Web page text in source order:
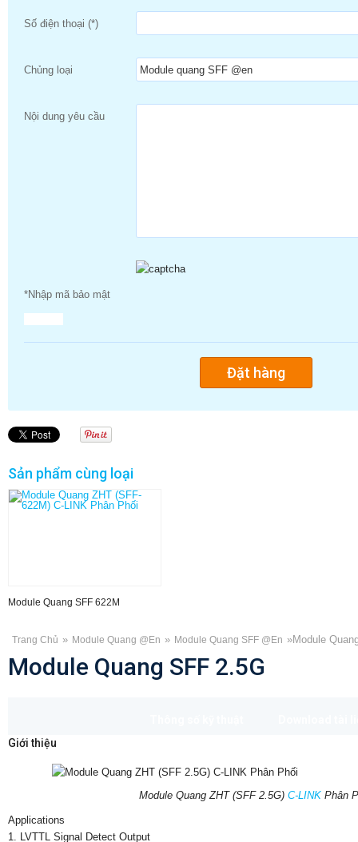
Số điện thoại (*)
Chủng loại
Nội dung yêu cầu
*Nhập mã bảo mật
Sản phẩm cùng loại
Module Quang SFF 622M
Trang Chủ » Module Quang @en » Module Quang SFF @en »Module
Module Quang SFF 2.5G
Giới thiệu
Module Quang ZHT (SFF 2.5G) C-LINK Phân
Applications
1. LVTTL Signal Detect Output